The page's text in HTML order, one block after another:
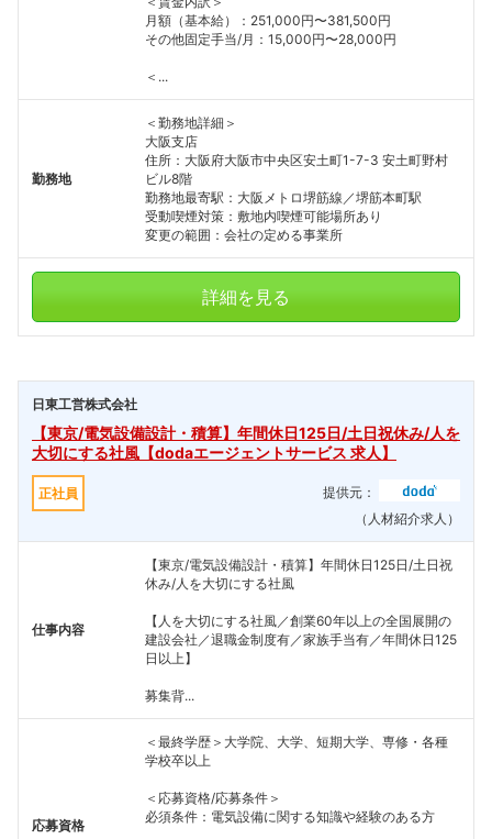
月額（基本給）：251,000円〜381,500円
その他固定手当/月：15,000円〜28,000円
＜...
勤務地
＜勤務地詳細＞
大阪支店
住所：大阪府大阪市中央区安土町1-7-3 安土町野村
ビル8階
勤務地最寄駅：大阪メトロ堺筋線／堺筋本町駅
受動喫煙対策：敷地内喫煙可能場所あり
変更の範囲：会社の定める事業所
詳細を見る
日東工営株式会社
【東京/電気設備設計・積算】年間休日125日/土日祝休み/人を
大切にする社風【dodaエージェントサービス 求人】
正社員
提供元：
（人材紹介求人）
仕事内容
【東京/電気設備設計・積算】年間休日125日/土日祝
休み/人を大切にする社風
【人を大切にする社風／創業60年以上の全国展開の
建設会社／退職金制度有／家族手当有／年間休日125
日以上】
募集背...
応募資格
＜最終学歴＞大学院、大学、短期大学、専修・各種
学校卒以上
＜応募資格/応募条件＞
必須条件：電気設備に関する知識や経験のある方